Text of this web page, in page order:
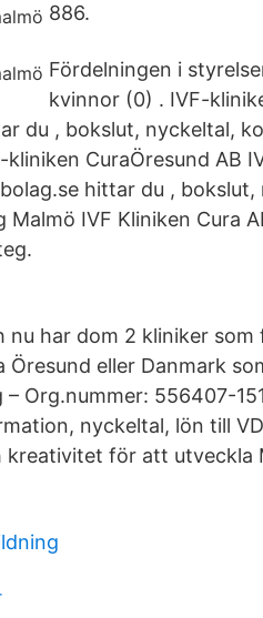
886.
Fördelningen i
kvinnor (0) . IVF-
du , bokslut, nyckeltal,
CuraÖresund AB
hittar du ,
Malmö IVF Kliniken Cura
har dom 2 kliniker
Öresund eller Danmark
Org.nummer: 556407-
nyckeltal, lön till
kreativitet för att utveckla